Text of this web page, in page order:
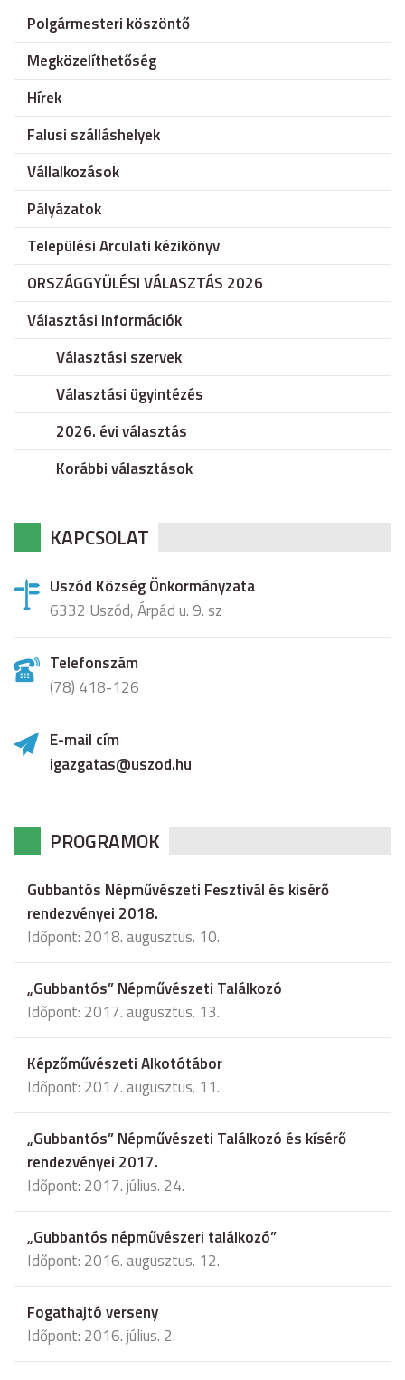
Polgármesteri köszöntő
Megközelíthetőség
Hírek
Falusi szálláshelyek
Vállalkozások
Pályázatok
Települési Arculati kézikönyv
ORSZÁGGYÜLÉSI VÁLASZTÁS 2026
Választási Információk
Választási szervek
Választási ügyintézés
2026. évi választás
Korábbi választások
KAPCSOLAT
Uszód Község Önkormányzata
6332 Uszód, Árpád u. 9. sz
Telefonszám
(78) 418-126
E-mail cím
igazgatas@uszod.hu
PROGRAMOK
Gubbantós Népművészeti Fesztivál és kisérő
rendezvényei 2018.
Időpont: 2018. augusztus. 10.
„Gubbantós” Népművészeti Találkozó
Időpont: 2017. augusztus. 13.
Képzőművészeti Alkotótábor
Időpont: 2017. augusztus. 11.
„Gubbantós” Népművészeti Találkozó és kísérő
rendezvényei 2017.
Időpont: 2017. július. 24.
„Gubbantós népművészeri találkozó”
Időpont: 2016. augusztus. 12.
Fogathajtó verseny
Időpont: 2016. július. 2.